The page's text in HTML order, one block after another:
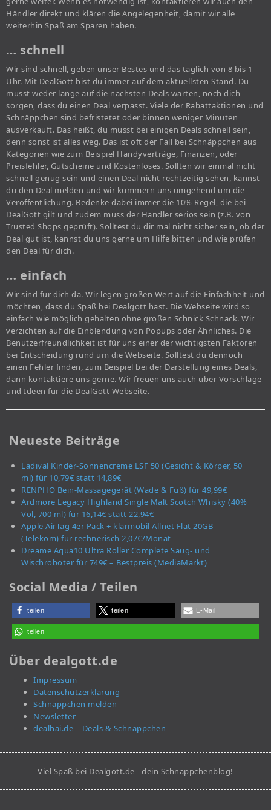
Händler direkt und klären die Angelegenheit, damit wir alle
weiterhin Spaß am Sparen haben.
… schnell
Wir sind schnell, geben unser Bestes und das täglich von 8 bis 1
Uhr. Mit DealGott bist du immer auf dem aktuellsten Stand. Du
musst weder lange auf die nächsten Deals warten, noch dich
sorgen, dass du einen Deal verpasst. Viele der Rabattaktionen und
Schnäppchen sind befristetet oder binnen weniger Minuten
ausverkauft. Das heißt, du musst bei einigen Deals schnell sein,
denn sonst ist alles weg. Das ist oft der Fall bei Schnäppchen aus
Kategorien wie zum Beispiel Handyverträge, Finanzen, oder
Preisfehler, Gutscheine und Kostenloses. Sollten wir einmal nicht
schnell genug sein und einen Deal nicht rechtzeitig sehen, kannst
du den Deal melden und wir kümmern uns umgehend um die
Veröffentlichung. Bedenke dabei immer die 10% Regel, die bei
DealGott gilt und zudem muss der Händler seriös sein (z.B. von
Trusted Shops geprüft). Solltest du dir mal nicht sicher sein, ob der
Deal gut ist, kannst du uns gerne um Hilfe bitten und wie prüfen
den Deal für dich.
… einfach
Wir sind für dich da. Wir legen großen Wert auf die Einfachheit und
möchten, dass du Spaß bei Dealgott hast. Die Webseite wird so
einfach wie möglich gehalten ohne großen Schnick Schnack. Wir
verzichten auf die Einblendung von Popups oder Ähnliches. Die
Benutzerfreundlichkeit ist für uns einer der wichtigsten Faktoren
bei Entscheidung rund um die Webseite. Solltest du dennoch
einen Fehler finden, zum Beispiel bei der Darstellung eines Deals,
dann kontaktiere uns gerne. Wir freuen uns auch über Vorschläge
und Ideen für die DealGott Webseite.
Neueste Beiträge
Ladival Kinder-Sonnencreme LSF 50 (Gesicht & Körper, 50
ml) für 10,79€ statt 14,89€
RENPHO Bein-Massagegerät (Wade & Fuß) für 49,99€
Ardmore Legacy Highland Single Malt Scotch Whisky (40%
Vol, 700 ml) für 16,14€ statt 22,94€
Apple AirTag 4er Pack + klarmobil Allnet Flat 20GB
(Telekom) für rechnerisch 2,07€/Monat
Dreame Aqua10 Ultra Roller Complete Saug- und
Wischroboter für 749€ – Bestpreis (MediaMarkt)
Social Media / Teilen
teilen teilen E-Mail
teilen
Über dealgott.de
Impressum
Datenschutzerklärung
Schnäppchen melden
Newsletter
dealhai.de – Deals & Schnäppchen
Viel Spaß bei Dealgott.de - dein Schnäppchenblog!